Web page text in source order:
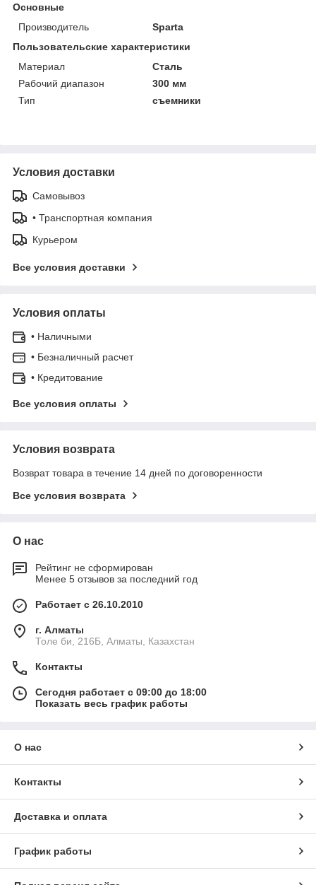
Основные
Производитель
Sparta
Пользовательские характеристики
Материал
Сталь
Рабочий диапазон
300 мм
Тип
съемники
Условия доставки
Самовывоз
• Транспортная компания
Курьером
Все условия доставки
Условия оплаты
• Наличными
• Безналичный расчет
• Кредитование
Все условия оплаты
Условия возврата
Возврат товара в течение 14 дней по договоренности
Все условия возврата
О нас
Рейтинг не сформирован
Менее 5 отзывов за последний год
Работает с 26.10.2010
г. Алматы
Толе би, 216Б, Алматы, Казахстан
Контакты
Сегодня работает с 09:00 до 18:00
Показать весь график работы
О нас
Контакты
Доставка и оплата
График работы